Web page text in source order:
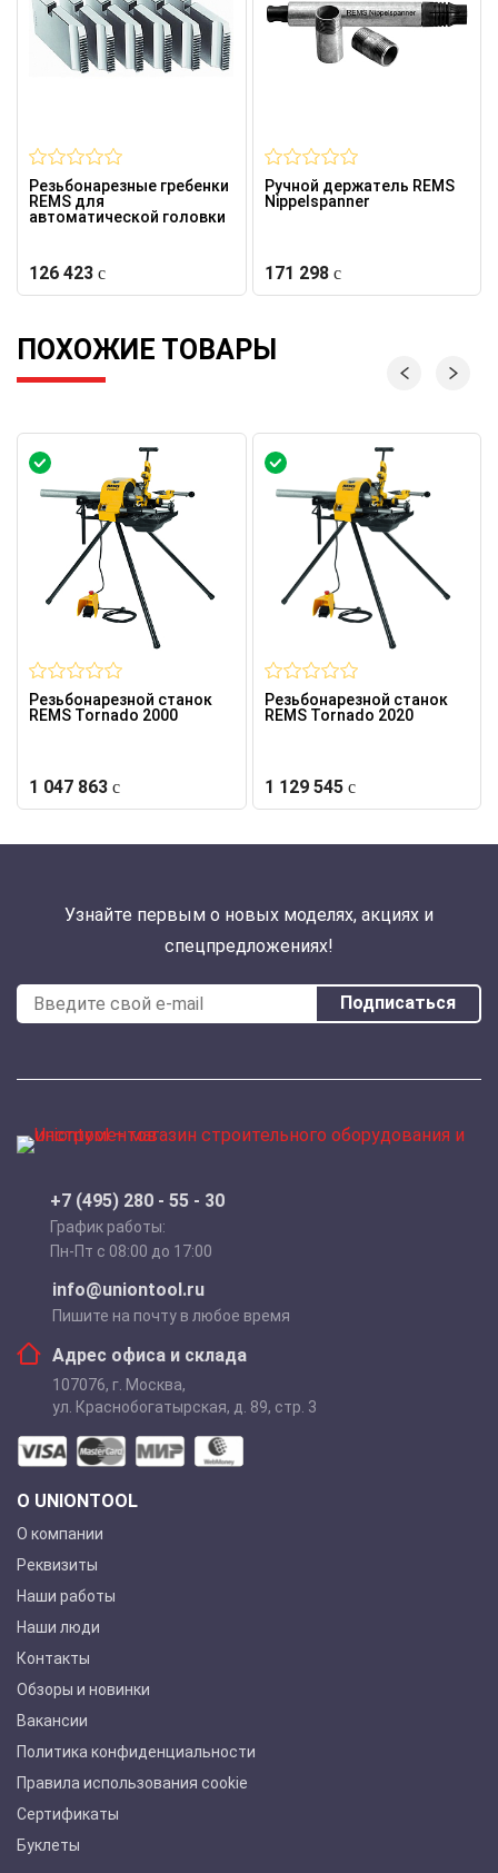
Резьбонарезные гребенки
REMS для
автоматической головки
126 423
Ручной держатель REMS
Nippelspanner
171 298
ПОХОЖИЕ ТОВАРЫ
Резьбонарезной станок
REMS Tornado 2000
1 047 863
Резьбонарезной станок
REMS Tornado 2020
1 129 545
Узнайте первым о новых моделях, акциях и
спецпредложениях!
Подписаться
+7 (495) 280 - 55 - 30
График работы:
Пн-Пт с 08:00 до 17:00
info@uniontool.ru
Пишите на почту в любое время
Адрес офиса и склада
107076, г. Москва,
ул. Краснобогатырская, д. 89, стр. 3
О UNIONTOOL
О компании
Реквизиты
Наши работы
Наши люди
Контакты
Обзоры и новинки
Вакансии
Политика конфиденциальности
Правила использования cookie
Сертификаты
Буклеты